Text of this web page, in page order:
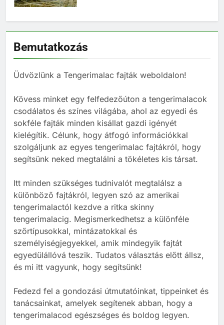
7
tartani tengerimalacot – és
hogyan válassz neki megfelelő
társat?
BLOG
Mi kell egy tengerimalacnak?
BLOG
1
Tengerimalac és nyúl együtt
tartása
BLOG ELHELYEZÉSÜK
2
Barackot ehet a tengerimalac?
TÁPLÁLÁS
Banánt ehet a tengerimalac?
TÁPLÁLÁS TENGERIMALAC TARTÁS
Bemutatkozás
Üdvözlünk a Tengerimalac fajták weboldalon!
Kövess minket egy felfedezőúton a tengerimalacok
csodálatos és színes világába, ahol az egyedi és
sokféle fajták minden kisállat gazdi igényét
kielégítik. Célunk, hogy átfogó információkkal
szolgáljunk az egyes tengerimalac fajtákról, hogy
segítsünk neked megtalálni a tökéletes kis társat.
Itt minden szükséges tudnivalót megtalálsz a
különböző fajtákról, legyen szó az amerikai
tengerimalactól kezdve a ritka skinny
tengerimalacig. Megismerkedhetsz a különféle
szőrtípusokkal, mintázatokkal és
személyiségjegyekkel, amik mindegyik fajtát
egyedülállóvá teszik. Tudatos választás előtt állsz,
és mi itt vagyunk, hogy segítsünk!
Fedezd fel a gondozási útmutatóinkat, tippeinket és
tanácsainkat, amelyek segítenek abban, hogy a
tengerimalacod egészséges és boldog legyen.